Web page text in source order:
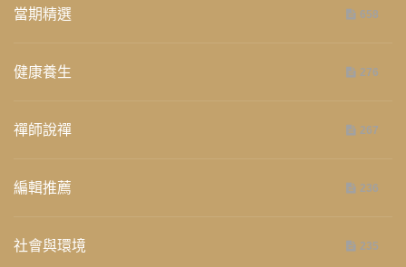
當期精選 658
健康養生 276
禪師說禪 267
編輯推薦 236
社會與環境 235